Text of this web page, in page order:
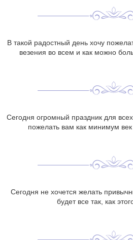
В такой радостный день хочу
везения во всем и как можно
Сегодня огромный праздник для
пожелать вам как минимум век
Сегодня не хочется желать
будет все так, как